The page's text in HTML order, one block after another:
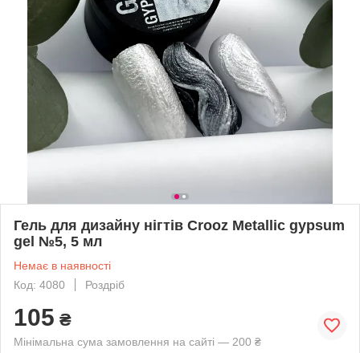
Гель для дизайну нігтів Crooz Metallic gypsum
gel №5, 5 мл
Немає в наявності
Код: 4080
Роздріб
105 ₴
Мінімальна сума замовлення на сайті — 200 ₴